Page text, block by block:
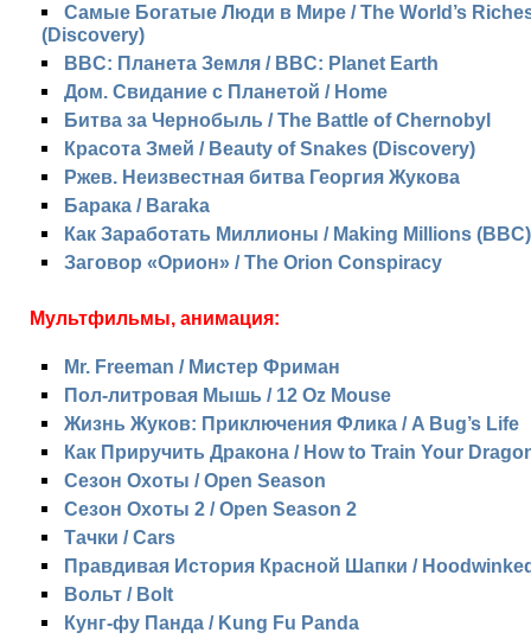
Самые Богатые Люди в Мире / The World’s
(Discovery)
BBC: Планета Земля / BBC: Planet Earth
Дом. Свидание с Планетой / Home
Битва за Чернобыль / The Battle of Chernobyl
Красота Змей / Beauty of Snakes (Discovery)
Ржев. Неизвестная битва Георгия Жукова
Барака / Baraka
Как Заработать Миллионы / Making Millions (BBC)
Заговор «Орион» / The Orion Conspiracy
Мультфильмы, анимация:
Mr. Freeman / Мистер Фриман
Пол-литровая Мышь / 12 Oz Mouse
Жизнь Жуков: Приключения Флика / A Bug’s Life
Как Приручить Дракона / How to Train Your
Сезон Охоты / Open Season
Сезон Охоты 2 / Open Season 2
Тачки / Cars
Правдивая История Красной Шапки /
Вольт / Bolt
Кунг-фу Панда / Kung Fu Panda